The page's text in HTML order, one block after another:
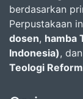
berdasarkan
Perpustakaan
dosen, hamba
Indonesia), dan
Teologi